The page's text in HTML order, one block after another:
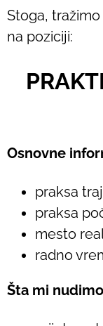
Stoga,
na poziciji:
Osnovne
praksa
praksa
mesto
radno
Šta mi